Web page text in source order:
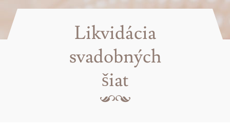
Likvidácia
svadobných
šiat